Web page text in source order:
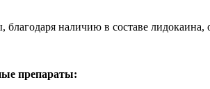
благодаря наличию в составе
препараты: